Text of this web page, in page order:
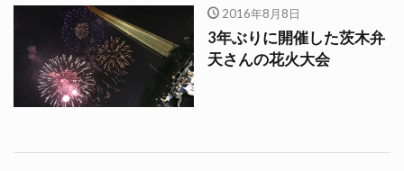
2016年8月8日
3年ぶりに開催した茨木弁
天さんの花火大会